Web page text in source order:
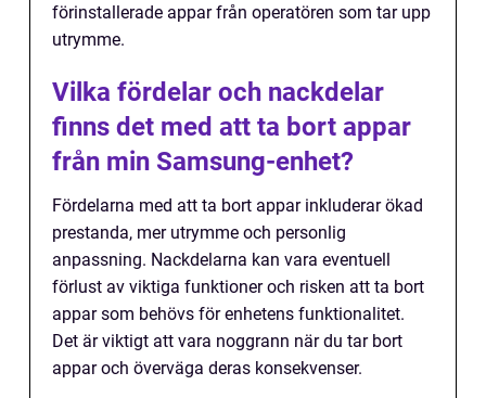
förinstallerade appar från operatören som tar upp
utrymme.
Vilka fördelar och nackdelar
finns det med att ta bort appar
från min Samsung-enhet?
Fördelarna med att ta bort appar inkluderar ökad
prestanda, mer utrymme och personlig
anpassning. Nackdelarna kan vara eventuell
förlust av viktiga funktioner och risken att ta bort
appar som behövs för enhetens funktionalitet.
Det är viktigt att vara noggrann när du tar bort
appar och överväga deras konsekvenser.